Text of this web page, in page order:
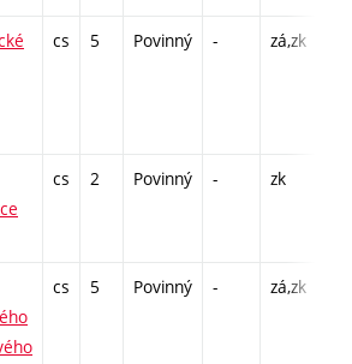
cs 5 Povinný - zá,zk
cs 2 Povinný - zk
cs 5 Povinný - zá,zk